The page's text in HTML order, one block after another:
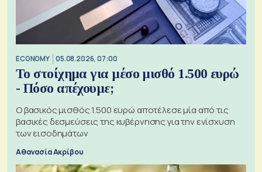
ECONOMY 05.08.2026, 07:00
Το στοίχημα για μέσο μισθό 1.500 ευρώ
- Πόσο απέχουμε;
Ο βασικός μισθός 1.500 ευρώ αποτέλεσε μία από τις
βασικές δεσμεύσεις της κυβέρνησης για την ενίσχυση
των εισοδημάτων
Αθανασία Ακρίβου